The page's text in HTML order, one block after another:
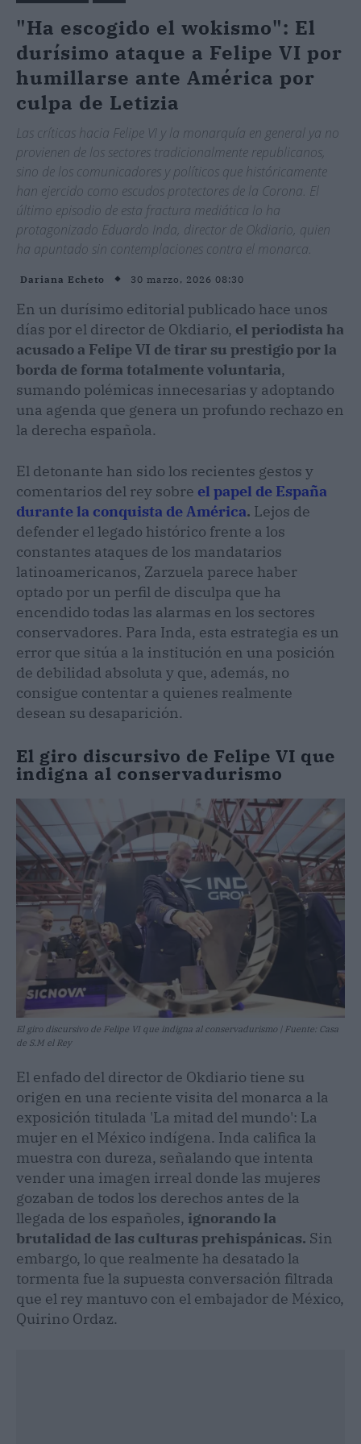
"Ha escogido el wokismo": El
durísimo ataque a Felipe VI por
humillarse ante América por
culpa de Letizia
Las críticas hacia Felipe VI y la monarquía en general ya no
provienen de los sectores tradicionalmente republicanos,
sino de los comunicadores y políticos que históricamente
han ejercido como escudos protectores de la Corona. El
último episodio de esta fractura mediática lo ha
protagonizado Eduardo Inda, director de Okdiario, quien
ha apuntado sin contemplaciones contra el monarca.
Dariana Echeto 30 marzo, 2026 08:30
En un durísimo editorial publicado hace unos
días por el director de Okdiario, el periodista ha
acusado a Felipe VI de tirar su prestigio por la
borda de forma totalmente voluntaria,
sumando polémicas innecesarias y adoptando
una agenda que genera un profundo rechazo en
la derecha española.
El detonante han sido los recientes gestos y
comentarios del rey sobre el papel de España
durante la conquista de América. Lejos de
defender el legado histórico frente a los
constantes ataques de los mandatarios
latinoamericanos, Zarzuela parece haber
optado por un perfil de disculpa que ha
encendido todas las alarmas en los sectores
conservadores. Para Inda, esta estrategia es un
error que sitúa a la institución en una posición
de debilidad absoluta y que, además, no
consigue contentar a quienes realmente
desean su desaparición.
El giro discursivo de Felipe VI que
indigna al conservadurismo
El giro discursivo de Felipe VI que indigna al conservadurismo | Fuente: Casa
de S.M el Rey
El enfado del director de Okdiario tiene su
origen en una reciente visita del monarca a la
exposición titulada 'La mitad del mundo': La
mujer en el México indígena. Inda califica la
muestra con dureza, señalando que intenta
vender una imagen irreal donde las mujeres
gozaban de todos los derechos antes de la
llegada de los españoles, ignorando la
brutalidad de las culturas prehispánicas. Sin
embargo, lo que realmente ha desatado la
tormenta fue la supuesta conversación filtrada
que el rey mantuvo con el embajador de México,
Quirino Ordaz.